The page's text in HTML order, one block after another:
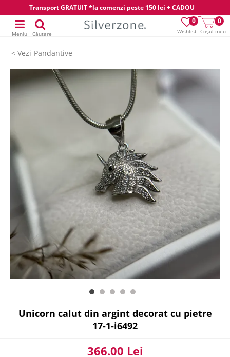
Transport GRATUIT *la comenzi peste 150 lei + CADOU
Wishlist
0
Coșul meu
0
Meniu Căutare
Pandantive
Unicorn calut din argint decorat cu pietre
17-1-i6492
366.00 Lei